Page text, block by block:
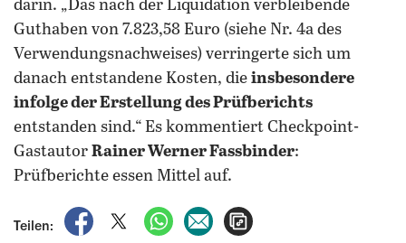
darin. „Das nach der Liquidation verbleibende
Guthaben von 7.823,58 Euro (siehe Nr. 4a des
Verwendungsnachweises) verringerte sich um
danach entstandene Kosten, die insbesondere
infolge der Erstellung des Prüfberichts
entstanden sind.“ Es kommentiert Checkpoint-
Gastautor Rainer Werner Fassbinder:
Prüfberichte essen Mittel auf.
Teilen:
auf Facebook teilen
auf X teilenper WhatsApp teilen
per E-Mail teilen